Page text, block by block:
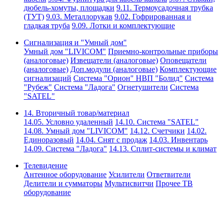
дюбель-хомуты, площадки 9.11. Термоусадочная трубка
(ТУТ) 9.03. Металлорукав 9.02. Гофрированная и
гладкая труба 9.09. Лотки и комплектующие
Сигнализация и "Умный дом"
Умный дом "LIVICOM" Приемно-контрольные приборы
(аналоговые) Извещатели (аналоговые) Оповещатели
(аналоговые) Доп.модули (аналоговые) Комплектующие
сигнализаций Система "Орион" НВП "Болид" Система
"Рубеж" Система "Ладога" Огнетушители Система
"SATEL"
14. Вторичный товар/материал
14.05. Условно удаленный 14.10. Система "SATEL"
14.08. Умный дом "LIVICOM" 14.12. Счетчики 14.02.
Единоразовый 14.04. Снят с продаж 14.03. Инвентарь
14.09. Система "Ладога" 14.13. Сплит-системы и климат
Телевидение
Антенное оборудование Усилители Ответвители
Делители и сумматоры Мультисвитчи Прочее ТВ
оборудование